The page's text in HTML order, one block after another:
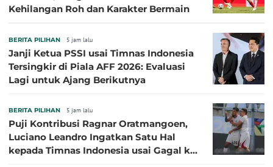
Kehilangan Roh dan Karakter Bermain
BERITA PILIHAN 5 jam lalu
Janji Ketua PSSI usai Timnas Indonesia
Tersingkir di Piala AFF 2026: Evaluasi
Lagi untuk Ajang Berikutnya
BERITA PILIHAN 5 jam lalu
Puji Kontribusi Ragnar Oratmangoen,
Luciano Leandro Ingatkan Satu Hal
kepada Timnas Indonesia usai Gagal ke